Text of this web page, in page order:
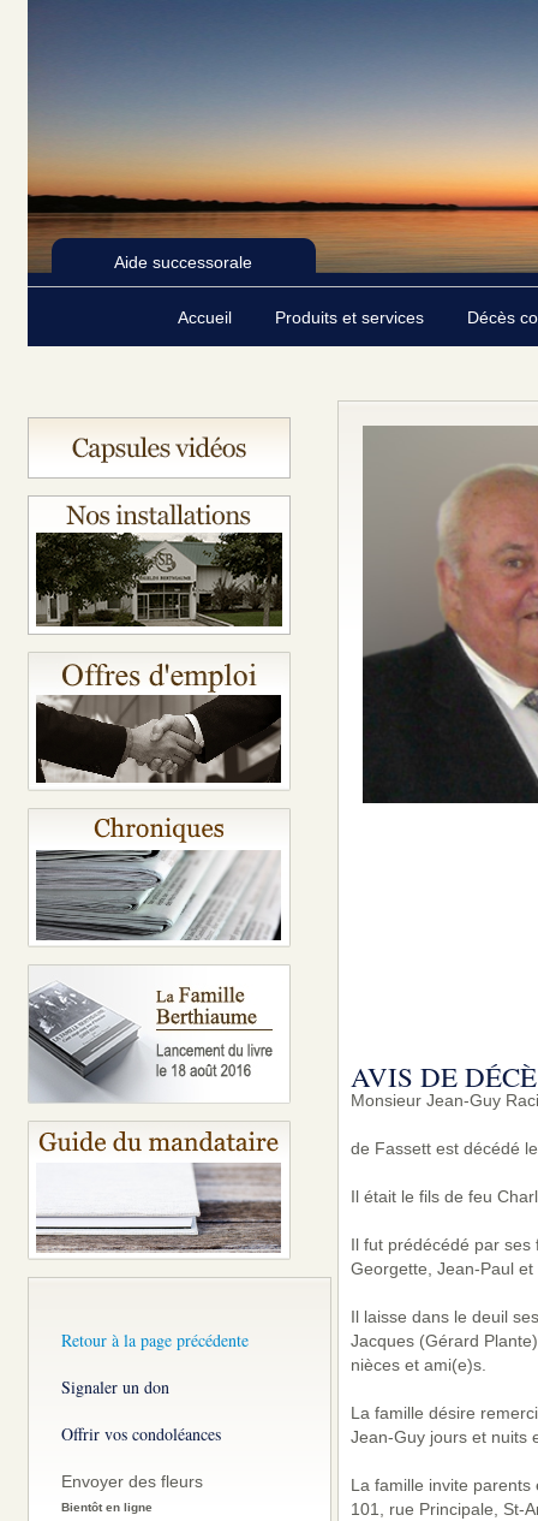
Aide successorale
Accueil Produits et services Décès
Retour à la page précédente
Signaler un don
Offrir vos condoléances
Envoyer des fleurs
Bientôt en ligne
AVIS DE
Monsieur Jean-Guy
de Fassett est décédé
Il était le fils de feu
Il fut prédécédé par ses
Georgette, Jean-Paul
Il laisse dans le deuil
Jacques (Gérard
nièces et ami(e)s.
La famille désire
Jean-Guy jours et nuits
La famille invite
101, rue Principale, St-